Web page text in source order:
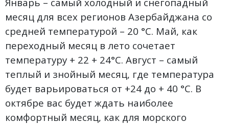
месяц для всех регионов Азербайджана со
средней температурой – 20 °C. Май, как
переходный месяц в лето сочетает
температуру + 22 + 24°C. Август – самый
теплый и знойный месяц, где температура
будет варьироваться от +24 до + 40 °C. В
октябре вас будет ждать наиболее
комфортный месяц, как для морского